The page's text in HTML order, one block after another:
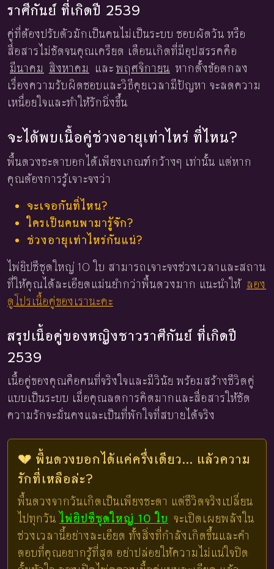
ราศีกันย์ ที่เกิดปี 2539
คู่ที่ต้องปรับตัวมักเป็นคนไม่เป็นระบบ ชอบผัดวัน หรือ
สื่อสารไม่ชัดจนคุณเครียด เดือนเกิดที่มีอุปสรรคคือ
มีนาคม สิงหาคม และ พฤศจิกายน หากตั้งข้อตกลง
เรื่องความรับผิดชอบและวิธีคุยเวลามีปัญหา จะลดความ
เหนื่อยใจและทำให้รักนิ่งขึ้น
จะได้พบเนื้อคู่ช่วงอายุเท่าไหร่ ที่ไหน?
พื้นดวงชะตาบอกได้เพียงเกณฑ์กว้างๆ เท่านั้น แต่หาก
คุณต้องการรู้เจาะจงว่า
จะเจอกันที่ไหน?
ใครเป็นคนพามารู้จัก?
ช่วงอายุเท่าไหร่กันแน่?
ไพ่ยิปซีชุดใหญ่ 10 ใบ สามารถเจาะจงช่วงเวลาและสถาน
ที่ให้คุณได้ละเอียดแม่นยำกว่าพื้นดวงมาก แนะนำให้ ลอง
ดูโปรเนื้อคู่ของเรานะคะ
สรุปเนื้อคู่ของหญิงชาวราศีกันย์ ที่เกิดปี
2539
เนื้อคู่ของคุณคือคนที่จริงใจและมีวินัย พร้อมสร้างชีวิตคู่
แบบเป็นระบบ เมื่อคุณลดการคิดมากและสื่อสารให้ชัด
ความรักจะมั่นคงและเป็นที่พักใจที่สบายได้จริง
💔 พื้นดวงบอกได้แค่ครึ่งเดียว... แล้วความ
รักที่เหลือล่ะ?
พื้นดวงจากวันเกิดเป็นเพียงชะตา แต่ชีวิตจริงเปลี่ยน
ไปทุกวัน ไพ่ยิปซีชุดใหญ่ 10 ใบ จะเปิดเผยพลังใน
ช่วงเวลานี้อย่างละเอียด ทั้งสิ่งที่กำลังเกิดขึ้นและคำ
ตอบที่คุณอยากรู้ที่สุด อย่าปล่อยให้ความไม่แน่ใจปิด